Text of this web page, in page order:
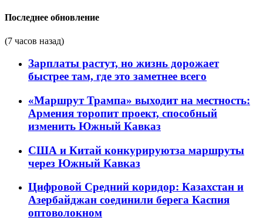
Последнее обновление
(7 часов назад)
Зарплаты растут, но жизнь дорожает
быстрее там, где это заметнее всего
«Маршрут Трампа» выходит на местность:
Армения торопит проект, способный
изменить Южный Кавказ
США и Китай конкурируютза маршруты
через Южный Кавказ
Цифровой Средний коридор: Казахстан и
Азербайджан соединили берега Каспия
оптоволокном